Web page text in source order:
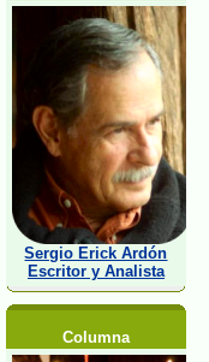
Sergio Erick Ardón
Escritor y Analista
Columna